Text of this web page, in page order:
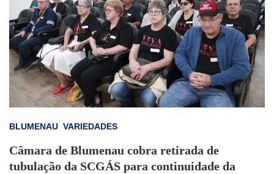
BLUMENAU VARIEDADES
Câmara de Blumenau cobra retirada de
tubulação da SCGÁS para continuidade da